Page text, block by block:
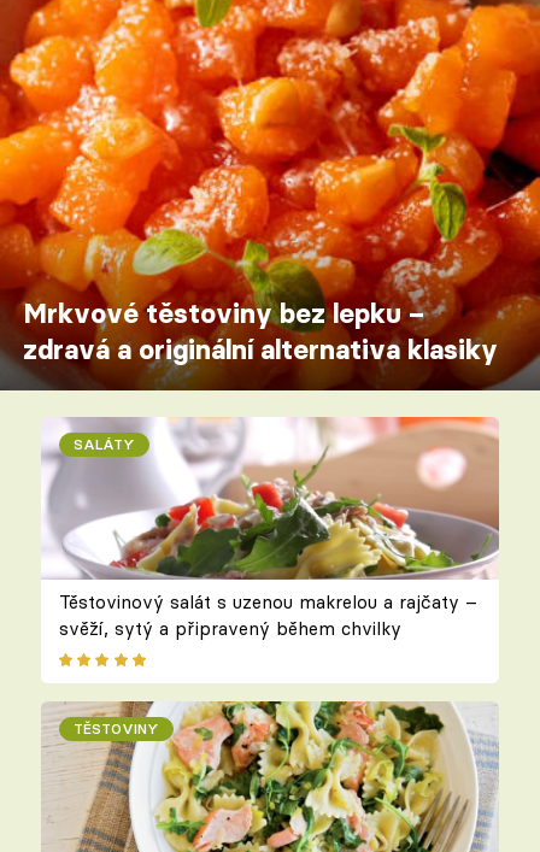
Mrkvové těstoviny bez lepku –
zdravá a originální alternativa klasiky
SALÁTY
Těstovinový salát s uzenou makrelou a rajčaty –
svěží, sytý a připravený během chvilky
TĚSTOVINY